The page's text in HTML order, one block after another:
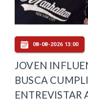
08-08-2026 13:00
JOVEN
BUSCA
ENTREVISTAR